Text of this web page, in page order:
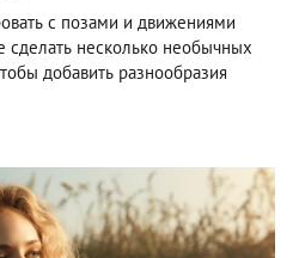
с позами и движениями
сделать несколько необычных
добавить разнообразия